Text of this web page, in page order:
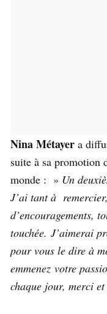
Nina Métayer a
suite à sa promotion
monde : » Un
J’ai tant à
d’encouragements,
touchée. J’aimerai
pour vous le dire à
emmenez votre
chaque jour, merci